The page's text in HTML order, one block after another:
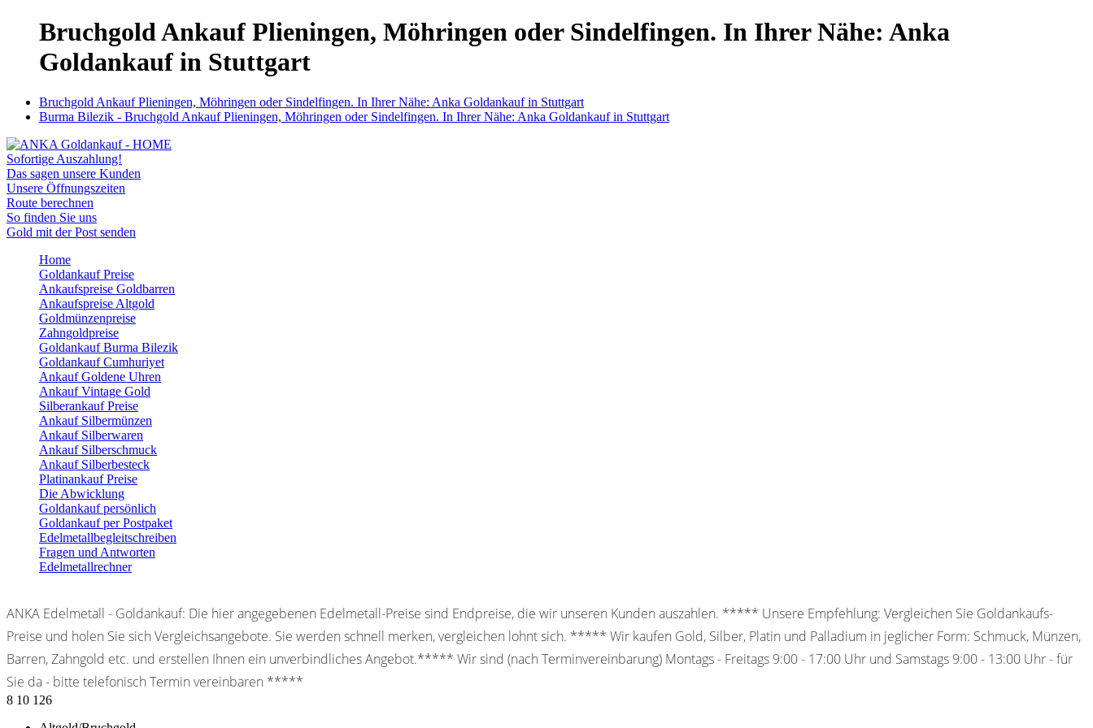
Bruchgold Ankauf Plieningen, Möhringen oder Sindelfingen. In Ihrer Nähe: Anka
Goldankauf in Stuttgart
Bruchgold Ankauf Plieningen, Möhringen oder Sindelfingen. In Ihrer Nähe: Anka Goldankauf in Stuttgart
Burma Bilezik - Bruchgold Ankauf Plieningen, Möhringen oder Sindelfingen. In Ihrer Nähe: Anka Goldankauf in Stuttgart
Sofortige Auszahlung!
Das sagen unsere Kunden
Unsere Öffnungszeiten
Route berechnen
So finden Sie uns
Gold mit der Post senden
Home
Goldankauf Preise
Ankaufspreise Goldbarren
Ankaufspreise Altgold
Goldmünzenpreise
Zahngoldpreise
Goldankauf Burma Bilezik
Goldankauf Cumhuriyet
Ankauf Goldene Uhren
Ankauf Vintage Gold
Silberankauf Preise
Ankauf Silbermünzen
Ankauf Silberwaren
Ankauf Silberschmuck
Ankauf Silberbesteck
Platinankauf Preise
Die Abwicklung
Goldankauf persönlich
Goldankauf per Postpaket
Edelmetallbegleitschreiben
Fragen und Antworten
Edelmetallrechner
ANKA Edelmetall - Goldankauf: Die hier angegebenen Edelmetall-Preise sind Endpreise, die wir unseren Kunden auszahlen. ***** Unsere Empfehlung: Vergleichen Sie Goldankaufs-
Preise und holen Sie sich Vergleichsangebote. Sie werden schnell merken, vergleichen lohnt sich. ***** Wir kaufen Gold, Silber, Platin und Palladium in jeglicher Form: Schmuck, Münzen,
Barren, Zahngold etc. und erstellen Ihnen ein unverbindliches Angebot.***** Wir sind (nach Terminvereinbarung) Montags - Freitags 9:00 - 17:00 Uhr und Samstags 9:00 - 13:00 Uhr - für
Sie da - bitte telefonisch Termin vereinbaren *****
8 10 126